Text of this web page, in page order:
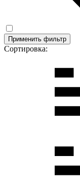
Применить фильтр
Сортировка: